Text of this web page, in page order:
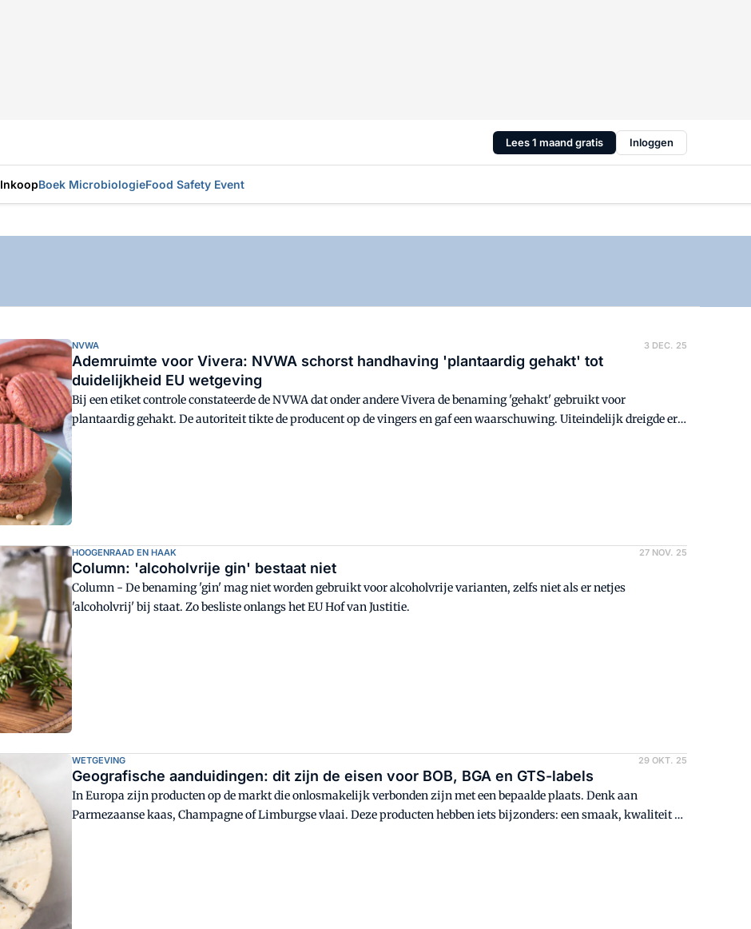
Lees 1 maand gratis Inloggen
InkoopBoek MicrobiologieFood Safety Event
NVWA 3 DEC. 25
Ademruimte voor Vivera: NVWA schorst handhaving 'plantaardig gehakt' tot
duidelijkheid EU wetgeving
Bij een etiket controle constateerde de NVWA dat onder andere Vivera de benaming 'gehakt' gebruikt voor
plantaardig gehakt. De autoriteit tikte de producent op de vingers en gaf een waarschuwing. Uiteindelijk dreigde er
HOOGENRAAD EN HAAK 27 NOV. 25
Column: 'alcoholvrije gin' bestaat niet
Column - De benaming 'gin' mag niet worden gebruikt voor alcoholvrije varianten, zelfs niet als er netjes
'alcoholvrij' bij staat. Zo besliste onlangs het EU Hof van Justitie.
WETGEVING 29 OKT. 25
Geografische aanduidingen: dit zijn de eisen voor BOB, BGA en GTS-labels
In Europa zijn producten op de markt die onlosmakelijk verbonden zijn met een bepaalde plaats. Denk aan
Parmezaanse kaas, Champagne of Limburgse vlaai. Deze producten hebben iets bijzonders: een smaak, kwaliteit of